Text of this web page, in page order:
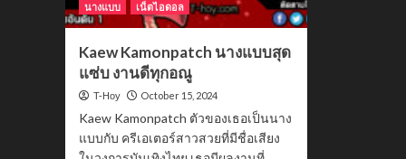
นางแบบ เน็ตไอดอล
Kaew Kamonpatch นางแบบสุด
แซ่บ งานดีทุกอณู
T-Hoy October 15, 2024
Kaew Kamonpatch ตัวของเธอเป็นนาง
แบบกับ ครีเอเตอร์สาวสวยที่มีชื่อเสียง